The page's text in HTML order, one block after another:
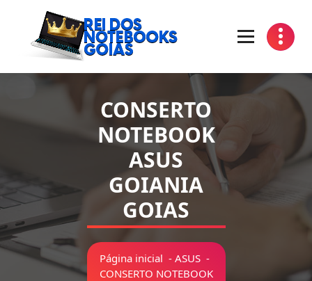
conteúdo
CONSERTO
NOTEBOOK
ASUS
GOIANIA
GOIAS
Página inicial - ASUS -
CONSERTO NOTEBOOK